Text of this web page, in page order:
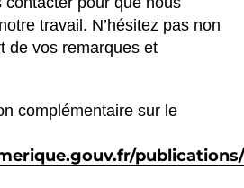
travail. N’hésitez pas non
de vos remarques et
complémentaire sur le